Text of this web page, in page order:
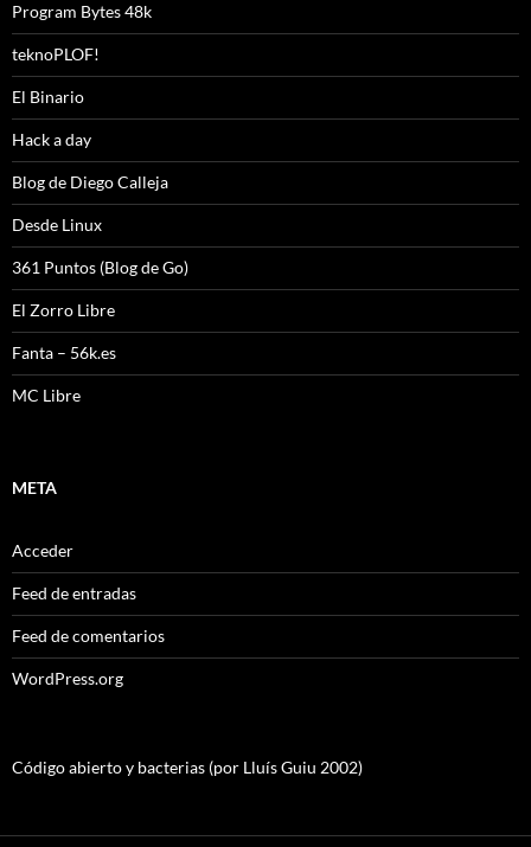
Program Bytes 48k
teknoPLOF!
El Binario
Hack a day
Blog de Diego Calleja
Desde Linux
361 Puntos (Blog de Go)
El Zorro Libre
Fanta – 56k.es
MC Libre
META
Acceder
Feed de entradas
Feed de comentarios
WordPress.org
Código abierto y bacterias (por Lluís Guiu 2002)